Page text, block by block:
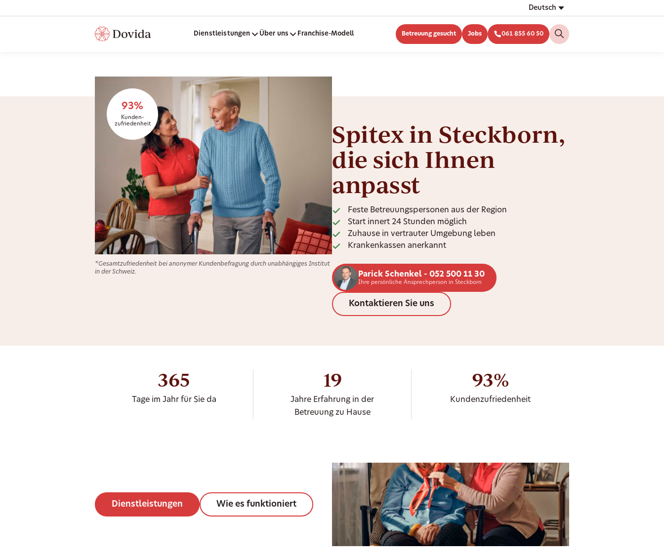
Deutsch
Dienstleistungen Über uns Franchise-Modell Betreuung gesucht Jobs 061 855 60 50
93%
Kunden-
zufriedenheit
*Gesamtzufriedenheit bei anonymer Kundenbefragung durch unabhängiges Institut
in der Schweiz.
Spitex in Steckborn,
die sich Ihnen
anpasst
Feste Betreuungspersonen aus der Region
Start innert 24 Stunden möglich
Zuhause in vertrauter Umgebung leben
Krankenkassen anerkannt
Parick Schenkel - 052 500 11 30
Ihre persönliche Ansprechperson in Steckborn
Kontaktieren Sie uns
365
Tage im Jahr für Sie da
19
Jahre Erfahrung in der
Betreuung zu Hause
93%
Kundenzufriedenheit
Dienstleistungen Wie es funktioniert